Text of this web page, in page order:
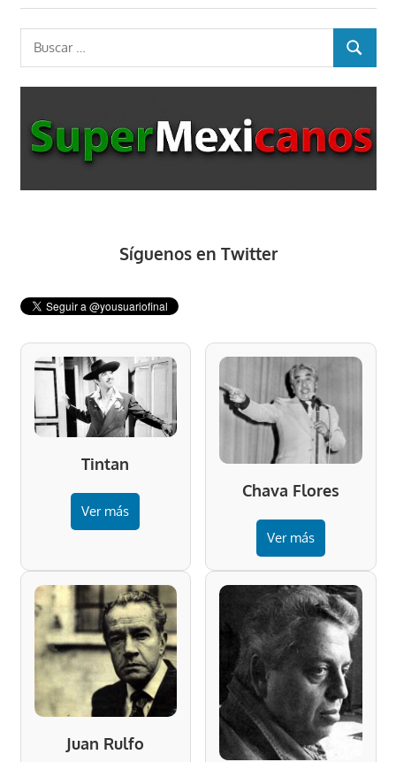
entradas
Buscar:
BUSCAR
Síguenos en Twitter
Tintan
Ver más
Chava Flores
Ver más
Juan Rulfo